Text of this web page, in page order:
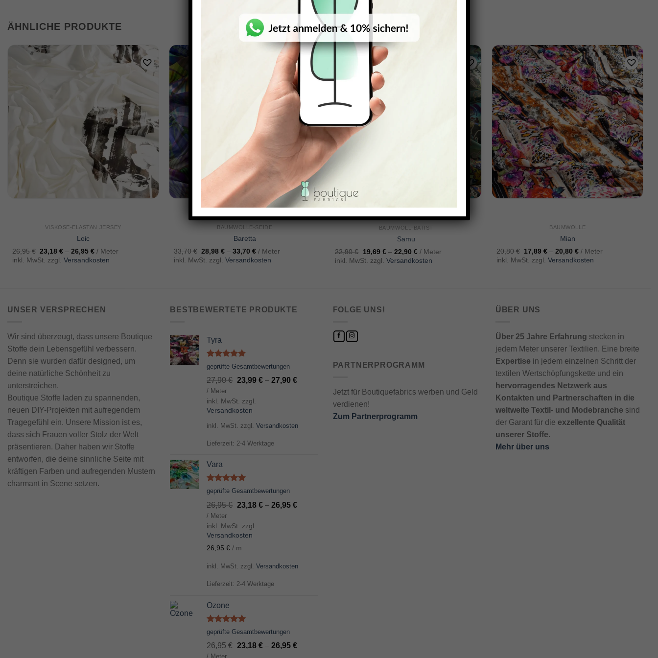
ÄHNLICHE PRODUKTE
VISKOSE-ELASTAN JERSEY
Loic
26,95€ 23,18€ –26,95€ / Meter
inkl. MwSt. zzgl. Versandkosten
SCHNELLANSICHT
BAUMWOLLE-SEIDE
Baretta
33,70€ 28,98 €– 33,70 € / Meter
inkl. MwSt. zzgl. Versandkosten
SCHNELLANSICHT
5.00out of 5
BAUMWOLL-BATIST
Samu
22,90€ 19,69 €– 22,90 € / Meter
inkl. MwSt. zzgl.Versandkosten
BAUMWOLLE
Mian
20,80€ 17,89€ –20,80€ / Meter
inkl. MwSt. zzgl.Versandkosten
UNSER VERSPRECHEN
Wir sind überzeugt, dass unsere Boutique
Stoffe dein Lebensgefühl verbessern.
Denn sie wurden dafür designed, um
deine natürliche Schönheit zu
unterstreichen.
Boutique Stoffe laden zu spannenden,
neuen DIY-Projekten mit aufregendem
Tragegefühl ein. Unsere Mission ist es,
dass sich Frauen voller Stolz der Welt
präsentieren. Daher haben wir Stoffe
entworfen, die deine sinnliche Seite mit
kräftigen Farben und aufregenden Mustern
charmant in Scene setzen.
BESTBEWERTETE PRODUKTE
Tyra
Bewertet
mit
von 5
geprüfte Gesamtbewertungen
27,90€ 23,99€ –27,90€
/ Meter
inkl. MwSt. zzgl.
Versandkosten
inkl. MwSt. zzgl.Versandkosten
Lieferzeit: 2-4 Werktage
Vara
Bewertet
mit
von 5
geprüfte Gesamtbewertungen
26,95€ 23,18€ –26,95€
/ Meter
inkl. MwSt. zzgl.
Versandkosten
26,95€ / m
inkl. MwSt. zzgl.Versandkosten
Lieferzeit: 2-4 Werktage
Ozone
Bewertet
mit
von 5
geprüfte Gesamtbewertungen
26,95€ 23,18€ –26,95€
/ Meter
FOLGE UNS!
PARTNERPROGRAMM
Jetzt für Boutiquefabrics werben und Geld
verdienen!
Zum Partnerprogramm
ÜBER UNS
Über 25 Jahre Erfahrung stecken in
jedem Meter unserer Textilien. Eine breite
Expertise in jedem einzelnen Schritt der
textilen Wertschöpfungskette und ein
hervorragendes Netzwerk aus
Kontakten und Partnerschaften in die
weltweite Textil- und Modebranche sind
der Garant für die exzellente Qualität
unserer Stoffe.
Mehr über uns